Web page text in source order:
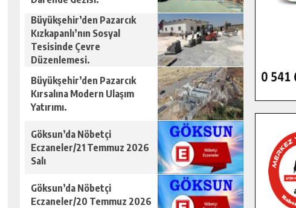
Büyükşehir’den Pazarcık
Kızkapanlı’nın Sosyal
Tesisinde Çevre
Düzenlemesi.
Büyükşehir’den Pazarcık
Kırsalına Modern Ulaşım
Yatırımı.
Göksun’da Nöbetçi
Eczaneler/21 Temmuz 2026
Salı
Göksun’da Nöbetçi
Eczaneler/20 Temmuz 2026